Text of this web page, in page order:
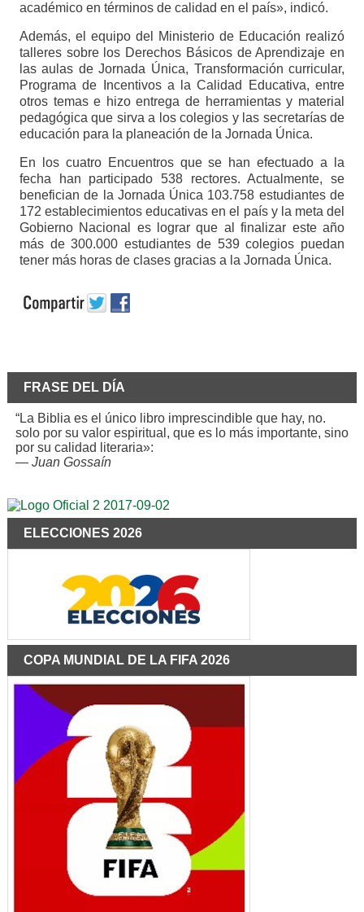
académico en términos de calidad en el país», indicó.
Además, el equipo del Ministerio de Educación realizó
talleres sobre los Derechos Básicos de Aprendizaje en
las aulas de Jornada Única, Transformación curricular,
Programa de Incentivos a la Calidad Educativa, entre
otros temas e hizo entrega de herramientas y material
pedagógica que sirva a los colegios y las secretarías de
educación para la planeación de la Jornada Única.
En los cuatro Encuentros que se han efectuado a la
fecha han participado 538 rectores. Actualmente, se
benefician de la Jornada Única 103.758 estudiantes de
172 establecimientos educativas en el país y la meta del
Gobierno Nacional es lograr que al finalizar este año
más de 300.000 estudiantes de 539 colegios puedan
tener más horas de clases gracias a la Jornada Única.
FRASE DEL DÍA
“La Biblia es el único libro imprescindible que hay, no.
solo por su valor espiritual, que es lo más importante, sino
por su calidad literaria»:
— Juan Gossaín
ELECCIONES 2026
COPA MUNDIAL DE LA FIFA 2026